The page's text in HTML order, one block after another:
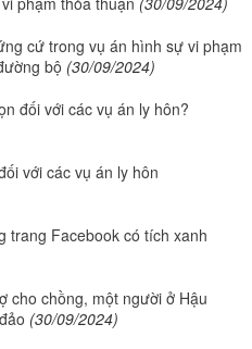
cứ trong vụ án hình sự vi phạm
bộ (30/09/2024)
đối với các vụ án ly hôn?
với các vụ án ly hôn
trang Facebook có tích xanh
cho chồng, một người ở Hậu
(30/09/2024)